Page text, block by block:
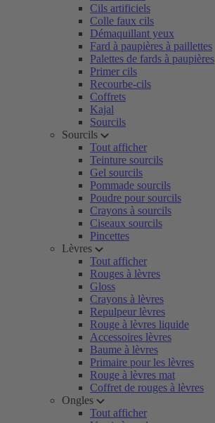
Cils artificiels
Colle faux cils
Démaquillant yeux
Fard à paupières à paillettes
Palettes de fards à paupières
Primer cils
Recourbe-cils
Coffrets
Kajal
Sourcils
Sourcils
Tout afficher
Teinture sourcils
Gel sourcils
Pommade sourcils
Poudre pour sourcils
Crayons à sourcils
Ciseaux sourcils
Pincettes
Lèvres
Tout afficher
Rouges à lèvres
Gloss
Crayons à lèvres
Repulpeur lèvres
Rouge à lèvres liquide
Accessoires lèvres
Baume à lèvres
Primaire pour les lèvres
Rouge à lèvres mat
Coffret de rouges à lèvres
Ongles
Tout afficher